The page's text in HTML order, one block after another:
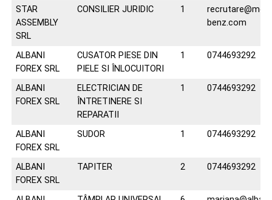
STAR
ASSEMBLY
SRL
CONSILIER JURIDIC 1
benz.com
ALBANI
FOREX SRL
CUSATOR PIESE DIN
PIELE SI ÎNLOCUITORI
1 0744693292
ALBANI
FOREX SRL
ELECTRICIAN DE
ÎNTRETINERE SI
REPARATII
1 0744693292
ALBANI
FOREX SRL
SUDOR 1 0744693292
ALBANI
FOREX SRL
TAPITER 2 0744693292